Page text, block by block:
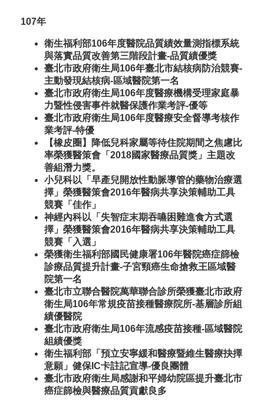
107年
衛生福利部106年度醫院品質績效量測指標系統
與落實品質改善第三階段計畫-品質績優獎
臺北市政府衛生局106年臺北市結核病防治競賽-
主動發現結核病-區域醫院第一名
臺北市政府衛生局106年度醫療機構受理家庭暴
力暨性侵害事件就醫保護作業考評-優等
臺北市政府衛生局106年度醫療安全督導考核作
業考評-特優
【橡皮圈】降低兒科家屬等待住院期間之焦慮比
率榮獲醫策會「2018國家醫療品質獎」主題改
善組潛力獎。
小兒科以「早產兒開放性動脈導管的藥物治療選
擇」榮獲醫策會2016年醫病共享決策輔助工具
競賽「佳作」
神經內科以「失智症末期吞嚥困難進食方式選
擇」榮獲醫策會2016年醫病共享決策輔助工具
競賽「入選」
榮獲衛生福利部國民健康署106年醫院癌症篩檢
診療品質提升計畫-子宮頸癌生命搶救王區域醫
院第一名
臺北市立聯合醫院萬華聯合診所榮獲臺北市政府
衛生局106年常規疫苗接種醫療院所-基層診所組
績優醫院
臺北市政府衛生局106年流感疫苗接種-區域醫院
組績優獎
衛生福利部「預立安寧緩和醫療暨維生醫療抉擇
意願」健保IC卡註記宣導-優良團體
臺北市政府衛生局感謝和平婦幼院區提升臺北市
癌症篩檢與醫療品質貢獻良多